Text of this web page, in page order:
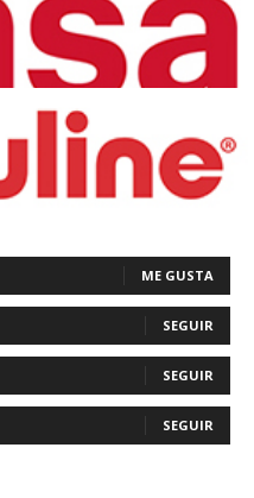
ME GUSTA
SEGUIR
SEGUIR
SEGUIR